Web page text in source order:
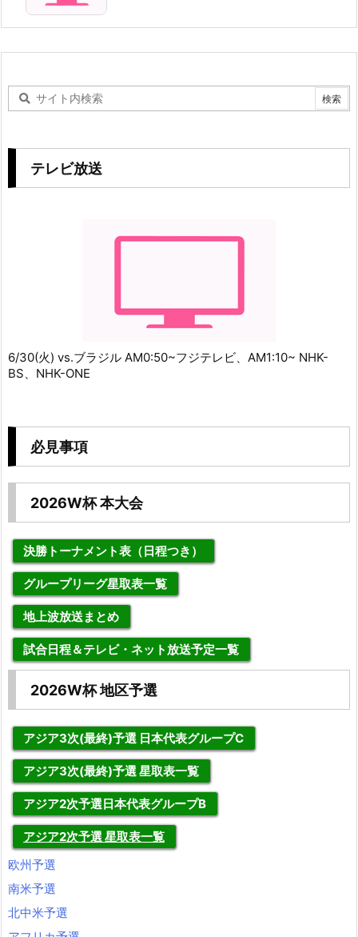
テレビ放送
6/30(火) vs.ブラジル AM0:50~フジテレビ、AM1:10~ NHK-
BS、NHK-ONE
必見事項
2026W杯 本大会
決勝トーナメント表（日程つき）
グループリーグ星取表一覧
地上波放送まとめ
試合日程＆テレビ・ネット放送予定一覧
2026W杯 地区予選
アジア3次(最終)予選 日本代表グループC
アジア3次(最終)予選 星取表一覧
アジア2次予選日本代表グループB
アジア2次予選 星取表一覧
欧州予選
南米予選
北中米予選